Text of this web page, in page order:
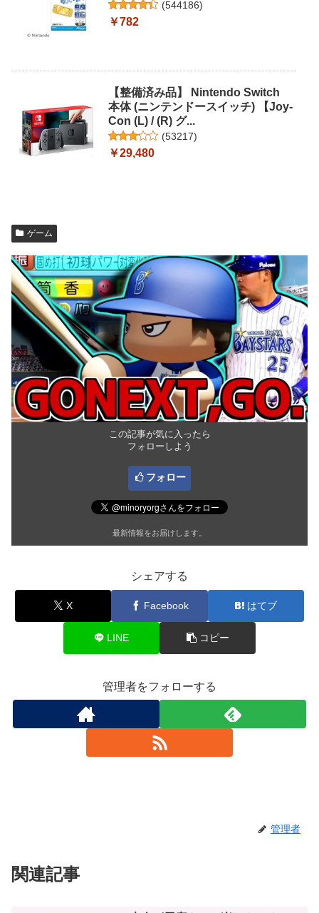
(544186)
￥782
【整備済み品】 Nintendo Switch
本体 (ニンテンドースイッチ) 【Joy-
Con (L) / (R) グ...
(53217)
￥29,480
ゲーム
この記事が気に入ったら
フォローしよう
フォロー
最新情報をお届けします。
シェアする
X Facebook はてブ
LINE コピー
管理者をフォローする
管理者
関連記事